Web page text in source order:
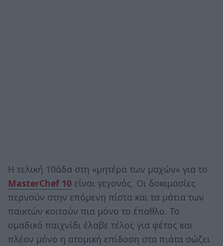
Η τελική 10άδα στη «μητέρα των μαχών» για το
MasterChef 10 είναι γεγονός. Οι δοκιμασίες
περνούν στην επόμενη πίστα και τα μάτια των
παικτών κοιτούν πια μόνο το έπαθλο. Το
ομαδικό παιχνίδι έλαβε τέλος για φέτος και
πλέον μόνο η ατομική επίδοση στα πιάτα σώζει